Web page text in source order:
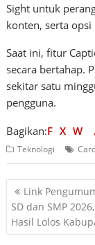
Sight untuk
konten, serta
Saat ini, fitur
secara bertahap.
sekitar satu
pengguna.
Bagikan:F X W
Teknologi
Navigasi
pos
Link
SD dan SMP
Hasil Lolos